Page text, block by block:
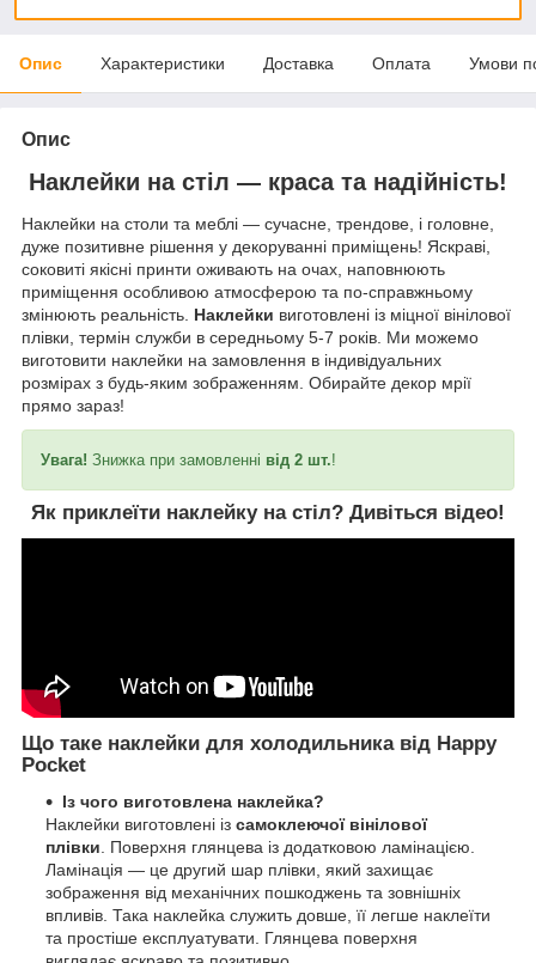
Опис Характеристики Доставка Оплата Умови
Опис
Наклейки на стіл — краса та надійність!
Наклейки на столи та меблі — сучасне, трендове, і головне,
дуже позитивне рішення у декоруванні приміщень! Яскраві,
соковиті якісні принти оживають на очах, наповнюють
приміщення особливою атмосферою та по-справжньому
змінюють реальність. Наклейки виготовлені із міцної вінілової
плівки, термін служби в середньому 5-7 років. Ми можемо
виготовити наклейки на замовлення в індивідуальних
розмірах з будь-яким зображенням. Обирайте декор мрії
прямо зараз!
Увага! Знижка при замовленні від 2 шт.!
Як приклеїти наклейку на стіл? Дивіться відео!
Що таке наклейки для холодильника від Happy
Pocket
Із чого виготовлена наклейка?
Наклейки виготовлені із самоклеючої вінілової
плівки . Поверхня глянцева із додатковою ламінацією.
Ламінація — це другий шар плівки, який захищає
зображення від механічних пошкоджень та зовнішніх
впливів. Така наклейка служить довше, її легше наклеїти
та простіше експлуатувати. Глянцева поверхня